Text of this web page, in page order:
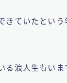
きていたという
る浪人生もいま